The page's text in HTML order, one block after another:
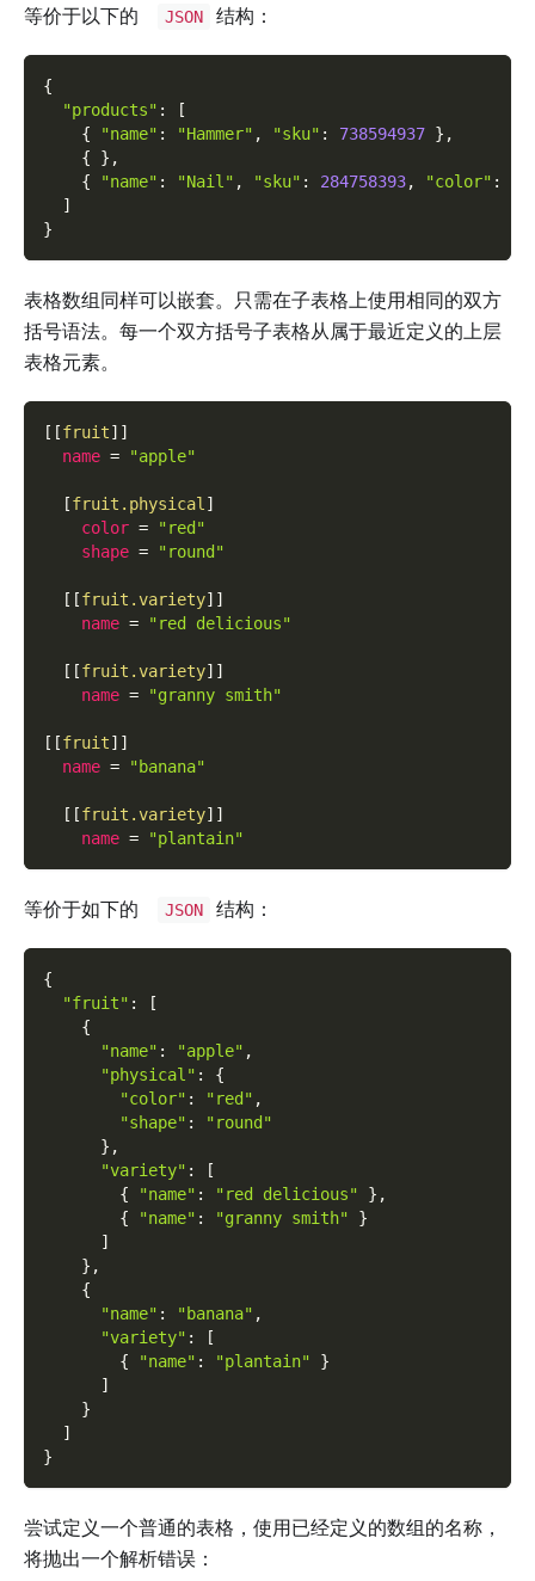
等价于以下的 JSON 结构：
{
"products" :
[
{
"name" : "Hammer" , "sku" : 738594937 } ,
{
} ,
{
"name" : "Nail" , "sku" : 284758393, "color" :
]
}
表格数组同样可以嵌套。只需在子表格上使用相同的双方
括号语法。每一个双方括号子表格从属于最近定义的上层
表格元素。
[ [fruit] ]
name = "apple"
[fruit.physical ]
color =
"red"
shape = "round"
[ [fruit.variety] ]
name = "red delicious"
[ [fruit.variety] ]
name = "granny smith"
[ [fruit] ]
name = "banana"
[ [fruit.variety] ]
name = "plantain"
等价于如下的 JSON 结构：
{
"fruit" :
[
{
"name" : "apple" ,
"physical" :
{
"color" : "red" ,
"shape" :
"round"
} ,
"variety" :
[
{
"name" : "red delicious" } ,
{
"name" : "granny smith"
}
]
} ,
{
"name" : "banana" ,
"variety" :
[
{
"name" : "plantain"
}
]
}
]
}
尝试定义一个普通的表格，使用已经定义的数组的名称，
将抛出一个解析错误：